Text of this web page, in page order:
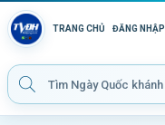
TRANG CHỦ ĐĂNG NHẬP